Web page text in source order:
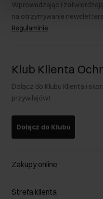
Wprowadzając i
na otrzymywanie
Regulaminie.
Klub Klienta
Dołącz do Klubu Klienta i
przywilejów!
Dołącz do Klubu
Zakupy online
Zarządzaj cookies
Strefa klienta